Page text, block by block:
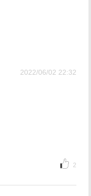
2022/06/02 22:32
2